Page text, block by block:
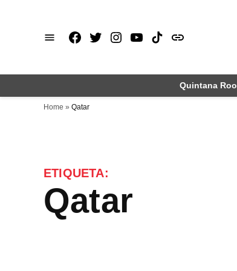
Facebook
X Instagram
Youtube
TikTok
issuu
Quintana Roo
Home » Qatar
ETIQUETA:
Qatar